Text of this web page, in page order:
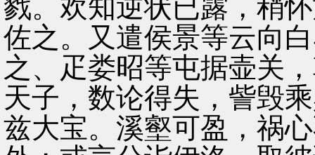
戮。欢知逆状已露，稍
佐之。又遣侯景等云向
之、疋娄昭等屯据壶关
天子，数论得失，訾毁
兹大宝。溪壑可盈，祸